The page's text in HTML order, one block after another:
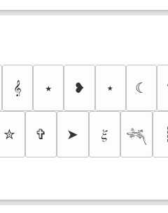
𝄞 ⭑ ❥ ⋆ ☾
✮ ✞ ➤ 𝜉 𓆈 ┊